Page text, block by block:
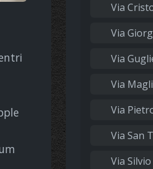
Via
Via
Via
Via
Via
Via San
Via